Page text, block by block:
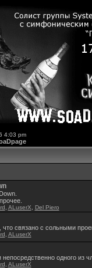
4:03 pm
ALuserX Del Piero
связано с сольными
ALuserX
одного из
ALuserX